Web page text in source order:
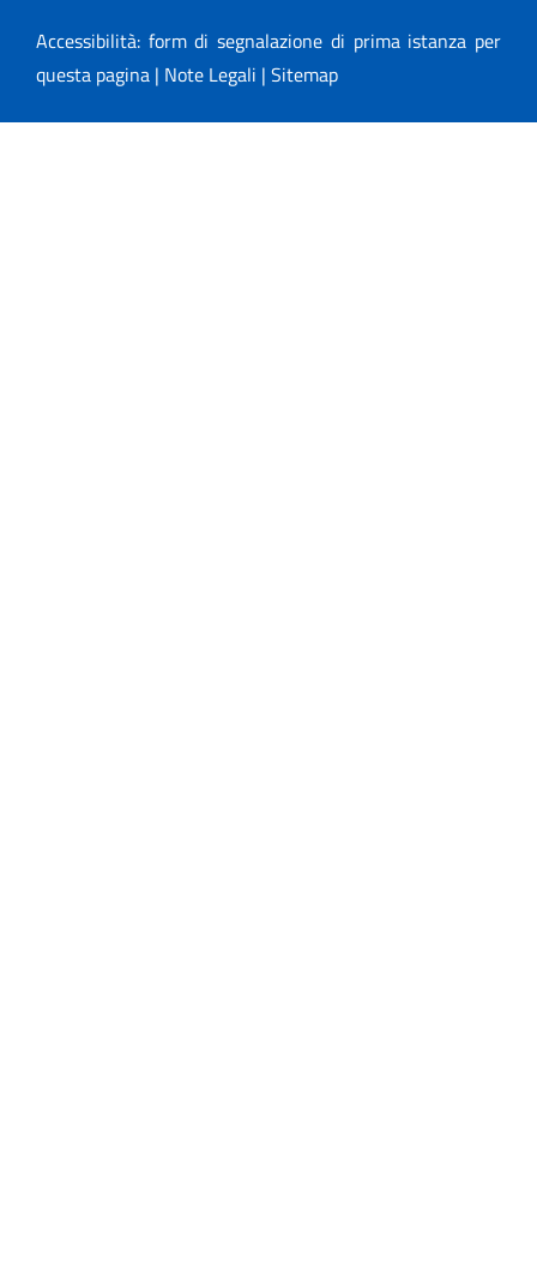
Accessibilità: form di segnalazione di prima istanza per
questa pagina | Note Legali | Sitemap